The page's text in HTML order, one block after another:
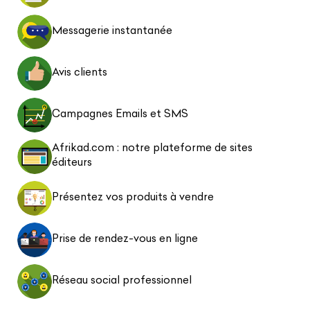
Messagerie instantanée
Avis clients
Campagnes Emails et SMS
Afrikad.com : notre plateforme de sites
éditeurs
Présentez vos produits à vendre
Prise de rendez-vous en ligne
Réseau social professionnel